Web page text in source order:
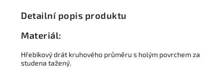
Detailní popis produktu
Materiál:
Hřebíkový drát kruhového průměru s holým povrchem za
studena tažený.